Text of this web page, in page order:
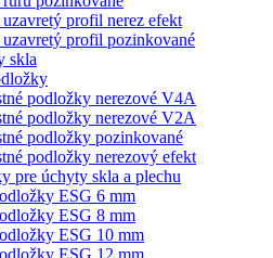
profil nerez efekt
profil pozinkované
skla
podložky nerezové V4A
podložky nerezové V2A
podložky pozinkované
podložky nerezový efekt
pre úchyty skla a plechu
ESG 6 mm
ESG 8 mm
ESG 10 mm
ESG 12 mm